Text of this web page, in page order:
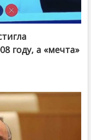
году, а «мечта»